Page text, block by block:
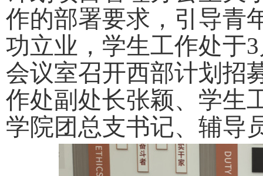
作的部署要求，引导青
功立业，学生工作处于3
会议室召开西部计划招
作处副处长张颖、学生
学院团总支书记、辅导